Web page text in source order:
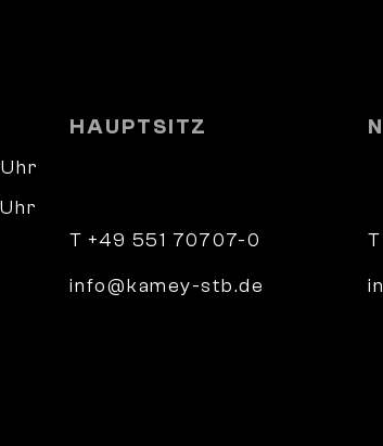
HAUPTSITZ
T +49 551 70707-0
info@kamey-stb.de